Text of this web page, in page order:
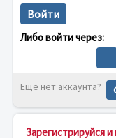
Войти
Либо войти через:
Ещё нет аккаунта?
Зарегистрируйся и